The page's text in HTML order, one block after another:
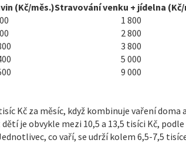
(Kč/měs.)Stravování venku + jídelna
1 800
2 800
3 800
5 000
9 000
Kč za měsíc, když kombinuje vaření
dětí je obvykle mezi 10,5 a 13,5 tisíci Kč,
co vaří, se udrží kolem 6,5-7,5